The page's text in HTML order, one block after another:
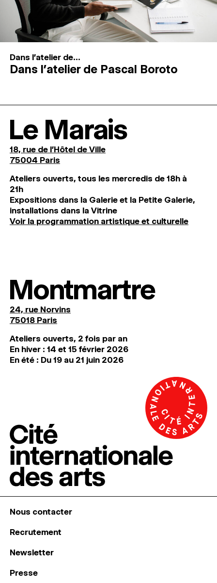
Dans l'atelier de...
Dans l’atelier de Pascal Boroto
Le Marais
18, rue de l'Hôtel de Ville
75004 Paris
Ateliers ouverts, tous les mercredis de 18h à
21h
Expositions dans la Galerie et la Petite Galerie,
installations dans la Vitrine
Voir la programmation artistique et culturelle
Montmartre
24, rue Norvins
75018 Paris
Ateliers ouverts, 2 fois par an
En hiver : 14 et 15 février 2026
En été : Du 19 au 21 juin 2026
Nous contacter
Recrutement
Newsletter
Presse